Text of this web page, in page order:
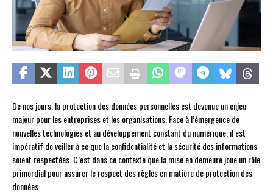
De nos jours, la protection des données personnelles est devenue un enjeu
majeur pour les entreprises et les organisations. Face à l’émergence de
nouvelles technologies et au développement constant du numérique, il est
impératif de veiller à ce que la confidentialité et la sécurité des informations
soient respectées. C’est dans ce contexte que la mise en demeure joue un rôle
primordial pour assurer le respect des règles en matière de protection des
données.